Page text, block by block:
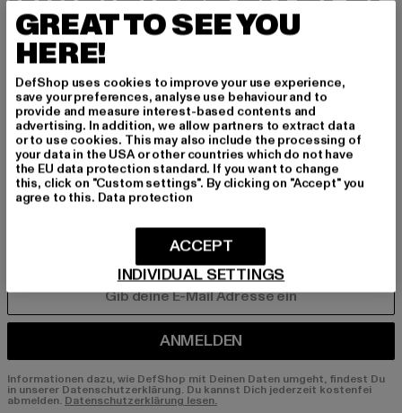
BEN!
Melde dich hier für unseren Newsletter an und
erhalte künftig Informationen über aktuelle Tre
nds, Angebote und Gutscheine von DefShop p
er E-Mail!
An welchen Produkten bist du interessiert?
ANMELDEN
Informationen dazu, wie DefShop mit Deinen Daten umgeht, findest Du
in unserer Datenschutzerklärung. Du kannst Dich jederzeit kostenfei
abmelden. Datenschutzerklärung lesen.
GREAT TO SEE YOU
HERE!
DefShop uses cookies to improve your use experience,
save your preferences, analyse use behaviour and to
provide and measure interest-based contents and
advertising. In addition, we allow partners to extract data
or to use cookies. This may also include the processing of
your data in the USA or other countries which do not have
the EU data protection standard. If you want to change
this, click on "Custom settings". By clicking on "Accept" you
agree to this. Data protection
INDIVIDUAL SETTINGS
ACCEPT